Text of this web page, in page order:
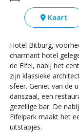
Kaart
Hotel Bitburg,
charmant hotel
de Eifel, nabij het
zijn klassieke
sfeer. Geniet van de
danszaal, een
gezellige bar. De
Eifelpark maakt het
uitstapjes.